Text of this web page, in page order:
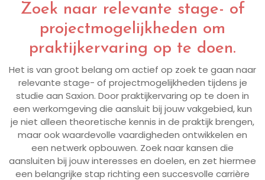
Zoek naar relevante stage- of
projectmogelijkheden om
praktijkervaring op te doen.
Het is van groot belang om actief op zoek te gaan naar
relevante stage- of projectmogelijkheden tijdens je
studie aan Saxion. Door praktijkervaring op te doen in
een werkomgeving die aansluit bij jouw vakgebied, kun
je niet alleen theoretische kennis in de praktijk brengen,
maar ook waardevolle vaardigheden ontwikkelen en
een netwerk opbouwen. Zoek naar kansen die
aansluiten bij jouw interesses en doelen, en zet hiermee
een belangrijke stap richting een succesvolle carrière